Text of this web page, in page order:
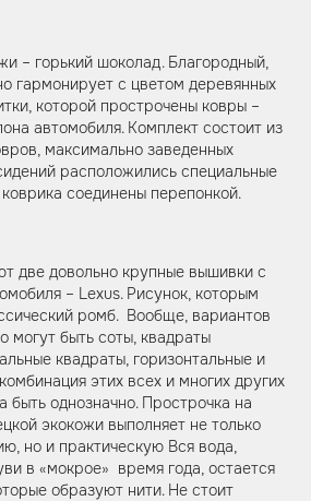
– горький шоколад. Благородный,
гармонирует с цветом деревянных
которой прострочены ковры –
автомобиля. Комплект состоит из
максимально заведенных
расположились специальные
соединены перепонкой.
две довольно крупные вышивки с
– Lexus. Рисунок, которым
ромб. Вообще, вариантов
могут быть соты, квадраты
квадраты, горизонтальные и
этих всех и многих других
быть однозначно. Прострочка на
экокожи выполняет не только
но и практическую Вся вода,
в «мокрое» время года, остается
образуют нити. Не стоит